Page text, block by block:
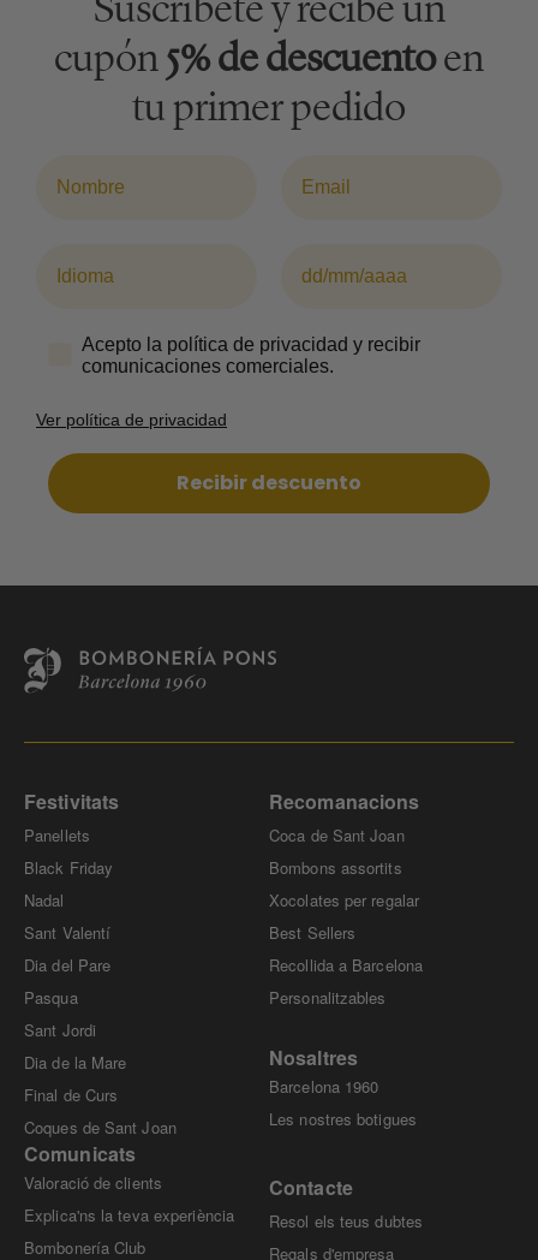
cupón5% de descuentoen
tu primer pedido
Acepto la política de privacidad y recibir
comunicaciones comerciales.
Ver política de privacidad
Recibir descuento
Festivitats
Panellets
Black Friday
Nadal
Sant Valentí
Dia del Pare
Pasqua
Sant Jordi
Dia de la Mare
Final de Curs
Coques de Sant Joan
Recomanacions
Coca de Sant Joan
Bombons assortits
Xocolates per regalar
Best Sellers
Recollida a Barcelona
Personalitzables
Nosaltres
Barcelona 1960
Les nostres botigues
Contacte
Resol els teus dubtes
Regals d'empresa
Comunicats
Valoració de clients
Explica'ns la teva experiència
Bombonería Club